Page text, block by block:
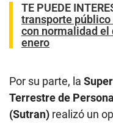
TE PUEDE
transporte
con normalidad el
enero
Por su parte, la
Terrestre de
(Sutran) realizó un